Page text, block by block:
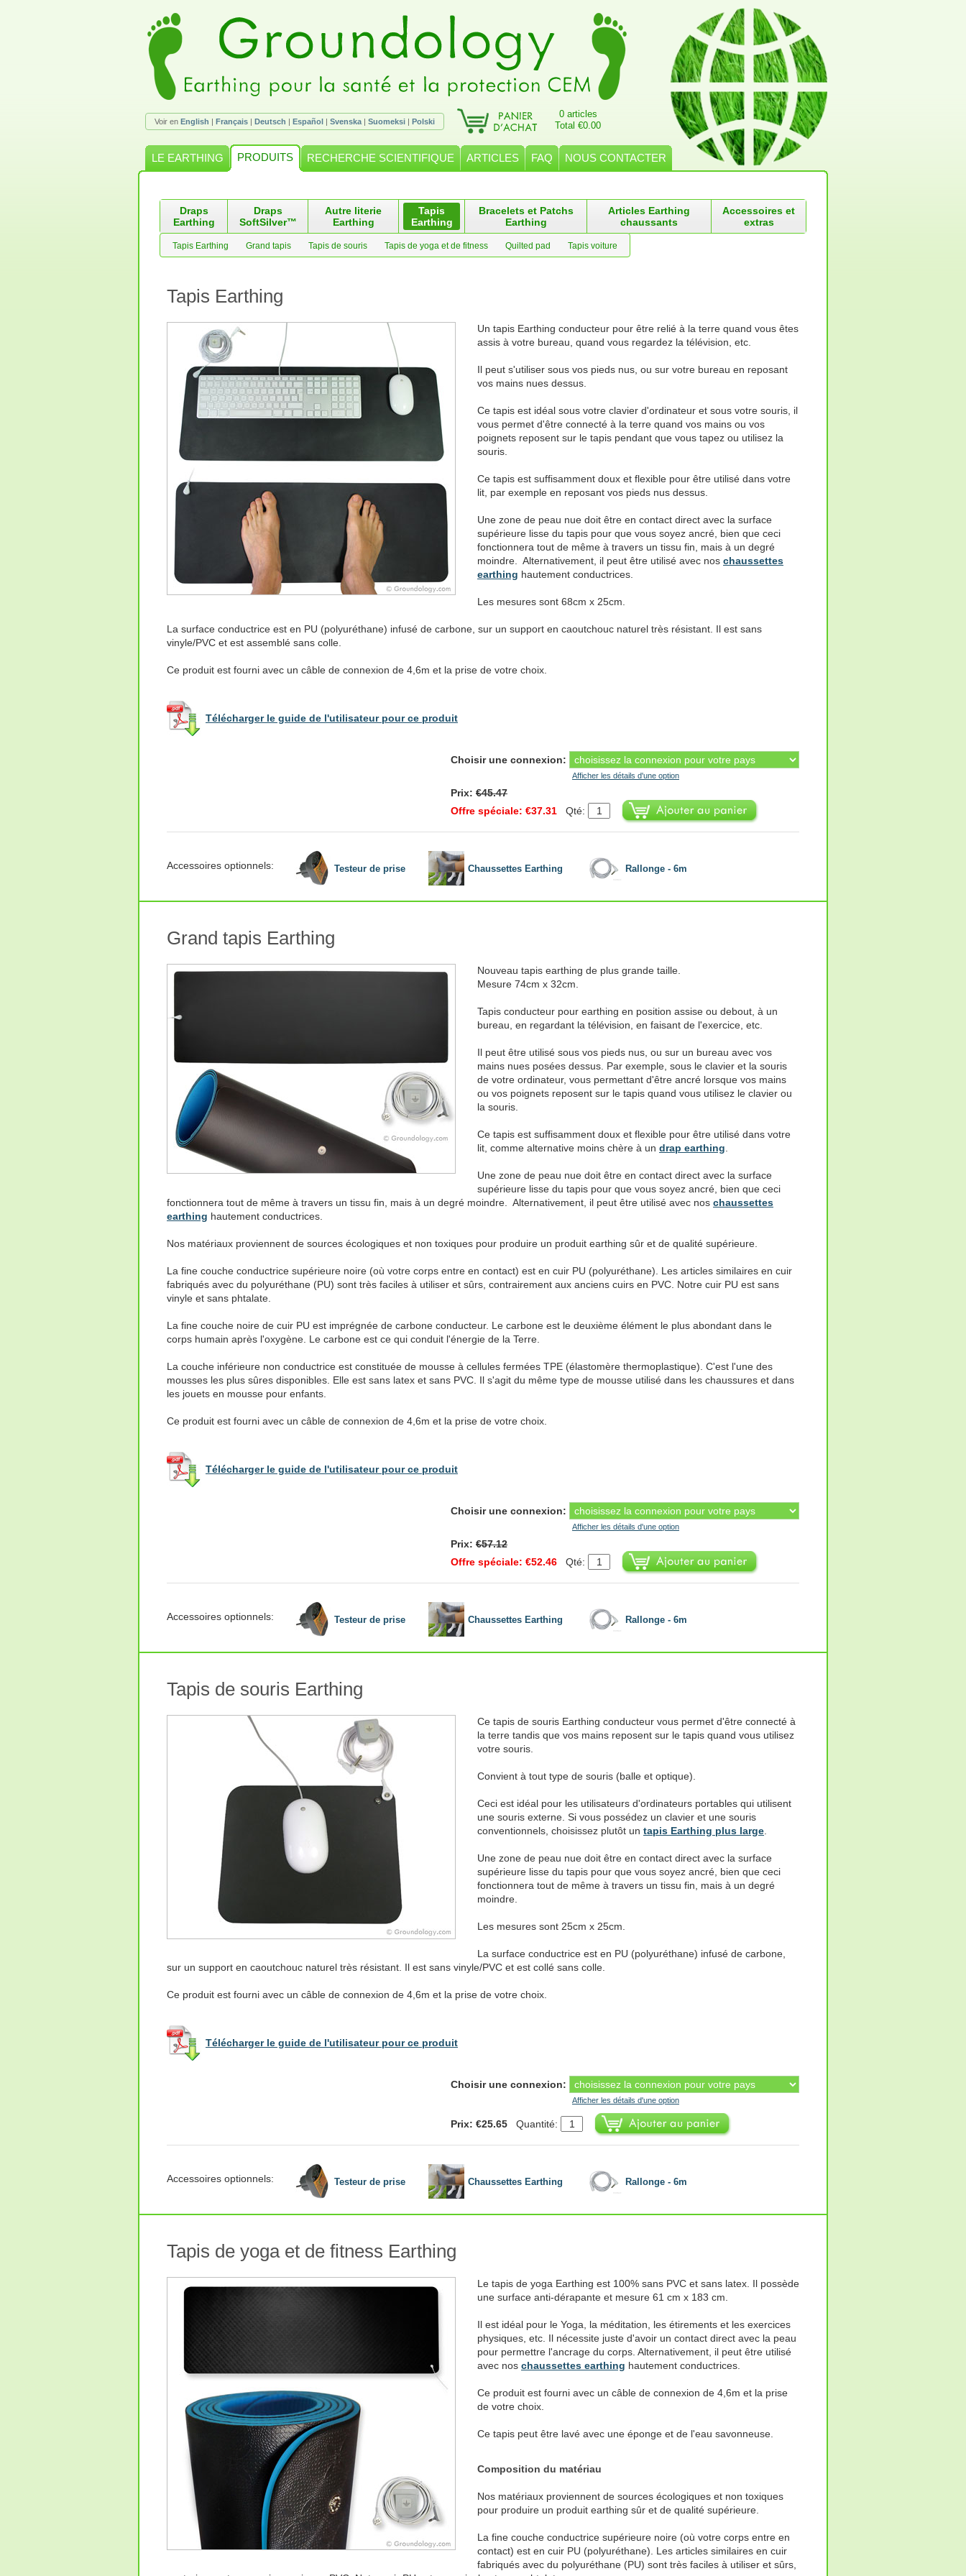
Voir en English | Français | Deutsch | Español | Svenska | Suomeksi | Polski
0 articles
Total €0.00
LE EARTHING PRODUITS RECHERCHE SCIENTIFIQUE ARTICLES FAQ NOUS CONTACTER
Draps
Earthing
Draps
SoftSilver™
Autre literie
Earthing
Tapis
Earthing
Bracelets et Patchs
Earthing
Articles Earthing
chaussants
Accessoires et
extras
Tapis Earthing Grand tapis Tapis de souris Tapis de yoga et de fitness Quilted pad Tapis voiture
Tapis Earthing
Un tapis Earthing conducteur pour être relié à la terre quand vous êtes
assis à votre bureau, quand vous regardez la télévision, etc.
Il peut s'utiliser sous vos pieds nus, ou sur votre bureau en reposant
vos mains nues dessus.
Ce tapis est idéal sous votre clavier d'ordinateur et sous votre souris, il
vous permet d'être connecté à la terre quand vos mains ou vos
poignets reposent sur le tapis pendant que vous tapez ou utilisez la
souris.
Ce tapis est suffisamment doux et flexible pour être utilisé dans votre
lit, par exemple en reposant vos pieds nus dessus.
Une zone de peau nue doit être en contact direct avec la surface
supérieure lisse du tapis pour que vous soyez ancré, bien que ceci
fonctionnera tout de même à travers un tissu fin, mais à un degré
moindre. Alternativement, il peut être utilisé avec nos chaussettes
earthing hautement conductrices.
Les mesures sont 68cm x 25cm.
La surface conductrice est en PU (polyuréthane) infusé de carbone, sur un support en caoutchouc naturel très résistant. Il est sans
vinyle/PVC et est assemblé sans colle.
Ce produit est fourni avec un câble de connexion de 4,6m et la prise de votre choix.
Télécharger le guide de l'utilisateur pour ce produit
Choisir une connexion:
Afficher les détails d'une option
Prix: €45.47
Offre spéciale: €37.31
Qté:
Accessoires optionnels: Testeur de prise Chaussettes Earthing Rallonge - 6m
Grand tapis Earthing
Nouveau tapis earthing de plus grande taille.
Mesure 74cm x 32cm.
Tapis conducteur pour earthing en position assise ou debout, à un
bureau, en regardant la télévision, en faisant de l'exercice, etc.
Il peut être utilisé sous vos pieds nus, ou sur un bureau avec vos
mains nues posées dessus. Par exemple, sous le clavier et la souris
de votre ordinateur, vous permettant d'être ancré lorsque vos mains
ou vos poignets reposent sur le tapis quand vous utilisez le clavier ou
la souris.
Ce tapis est suffisamment doux et flexible pour être utilisé dans votre
lit, comme alternative moins chère à un drap earthing
Une zone de peau nue doit être en contact direct avec la surface
supérieure lisse du tapis pour que vous soyez ancré, bien que ceci
fonctionnera tout de même à travers un tissu fin, mais à un degré moindre. Alternativement, il peut être utilisé avec nos chaussettes
earthing hautement conductrices.
Nos matériaux proviennent de sources écologiques et non toxiques pour produire un produit earthing sûr et de qualité supérieure.
La fine couche conductrice supérieure noire (où votre corps entre en contact) est en cuir PU (polyuréthane). Les articles similaires en cuir
fabriqués avec du polyuréthane (PU) sont très faciles à utiliser et sûrs, contrairement aux anciens cuirs en PVC. Notre cuir PU est sans
vinyle et sans phtalate.
La fine couche noire de cuir PU est imprégnée de carbone conducteur. Le carbone est le deuxième élément le plus abondant dans le
corps humain après l'oxygène. Le carbone est ce qui conduit l'énergie de la Terre.
La couche inférieure non conductrice est constituée de mousse à cellules fermées TPE (élastomère thermoplastique). C'est l'une des
mousses les plus sûres disponibles. Elle est sans latex et sans PVC. Il s'agit du même type de mousse utilisé dans les chaussures et dans
les jouets en mousse pour enfants.
Ce produit est fourni avec un câble de connexion de 4,6m et la prise de votre choix.
Télécharger le guide de l'utilisateur pour ce produit
Choisir une connexion:
Afficher les détails d'une option
Prix: €57.12
Offre spéciale: €52.46
Qté:
Accessoires optionnels: Testeur de prise Chaussettes Earthing Rallonge - 6m
Tapis de souris Earthing
Ce tapis de souris Earthing conducteur vous permet d'être connecté à
la terre tandis que vos mains reposent sur le tapis quand vous utilisez
votre souris.
Convient à tout type de souris (balle et optique).
Ceci est idéal pour les utilisateurs d'ordinateurs portables qui utilisent
une souris externe. Si vous possédez un clavier et une souris
conventionnels, choisissez plutôt un tapis Earthing plus large
Une zone de peau nue doit être en contact direct avec la surface
supérieure lisse du tapis pour que vous soyez ancré, bien que ceci
fonctionnera tout de même à travers un tissu fin, mais à un degré
moindre.
Les mesures sont 25cm x 25cm.
La surface conductrice est en PU (polyuréthane) infusé de carbone,
sur un support en caoutchouc naturel très résistant. Il est sans vinyle/PVC et est collé sans colle.
Ce produit est fourni avec un câble de connexion de 4,6m et la prise de votre choix.
Télécharger le guide de l'utilisateur pour ce produit
Choisir une connexion:
Afficher les détails d'une option
Prix: €25.65 Quantité:
Accessoires optionnels: Testeur de prise Chaussettes Earthing Rallonge - 6m
Tapis de yoga et de fitness Earthing
Le tapis de yoga Earthing est 100% sans PVC et sans latex. Il possède
une surface anti-dérapante et mesure 61 cm x 183 cm.
Il est idéal pour le Yoga, la méditation, les étirements et les exercices
physiques, etc. Il nécessite juste d'avoir un contact direct avec la peau
pour permettre l'ancrage du corps. Alternativement, il peut être utilisé
avec nos chaussettes earthing hautement conductrices.
Ce produit est fourni avec un câble de connexion de 4,6m et la prise
de votre choix.
Ce tapis peut être lavé avec une éponge et de l'eau savonneuse.
Composition du matériau
Nos matériaux proviennent de sources écologiques et non toxiques
pour produire un produit earthing sûr et de qualité supérieure.
La fine couche conductrice supérieure noire (où votre corps entre en
contact) est en cuir PU (polyuréthane). Les articles similaires en cuir
fabriqués avec du polyuréthane (PU) sont très faciles à utiliser et sûrs,